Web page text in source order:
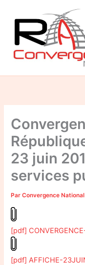
contenu
23 juin
services
ParConvergence
[pdf]
[pdf] AFFICHE-